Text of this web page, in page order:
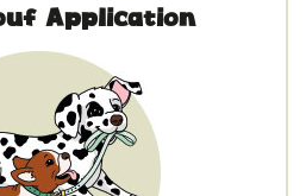
Application